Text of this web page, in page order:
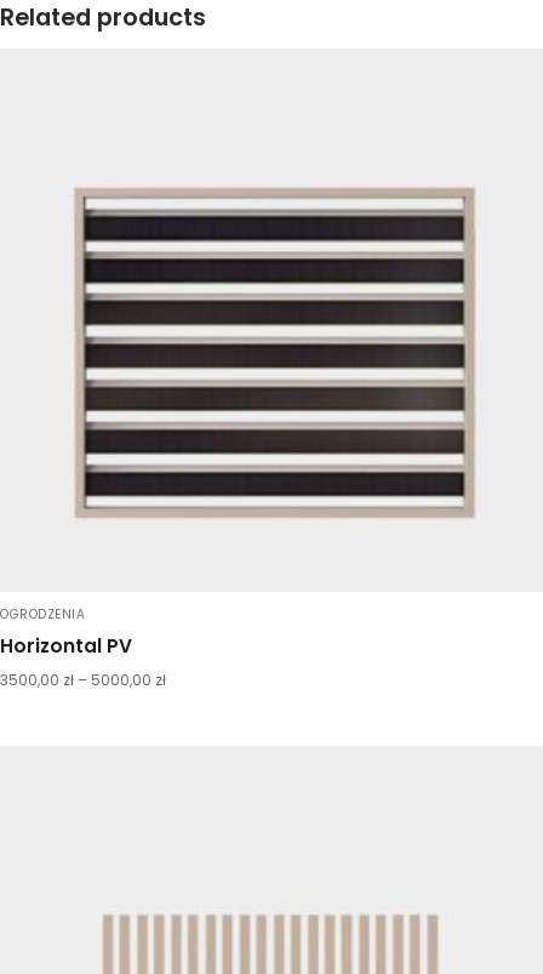
Related products
OGRODZENIA
Horizontal PV
3500,00 zł – 5000,00 zł